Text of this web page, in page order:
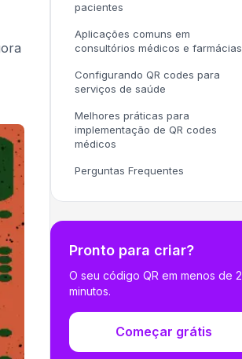
pacientes
Aplicações comuns em
consultórios médicos e farmácias
Configurando QR codes para
serviços de saúde
Melhores práticas para
implementação de QR codes
médicos
Perguntas Frequentes
Pronto para criar?
O seu código QR em menos de 2
minutos.
Começar grátis